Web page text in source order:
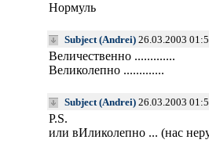
Нормуль
Subject (Andrei) 26.03.2003
Величественно .............
Великолепно .............
Subject (Andrei) 26.03.2003
P.S.
или вИликолепно ... (нас